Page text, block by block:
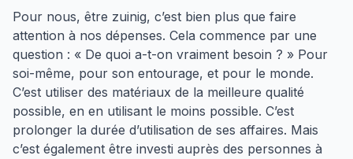
Pour nous, être zuinig, c’est bien plus que faire
attention à nos dépenses. Cela commence par une
question : « De quoi a-t-on vraiment besoin ? » Pour
soi-même, pour son entourage, et pour le monde.
C’est utiliser des matériaux de la meilleure qualité
possible, en en utilisant le moins possible. C’est
prolonger la durée d’utilisation de ses affaires. Mais
c’est également être investi auprès des personnes à